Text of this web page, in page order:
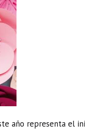
año representa el